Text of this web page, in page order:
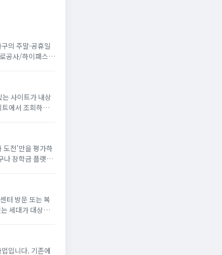
의 주말·공휴일
공사/하이패스
사이트가 내상
전’만을 평가하
나 장학금 플랫폼
터 방문 또는 복
세대가 대상
입니다. 기존에